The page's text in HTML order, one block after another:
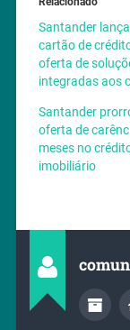
Santander
cartão de
oferta de
integradas aos
Santander
oferta de
meses no
imobiliário